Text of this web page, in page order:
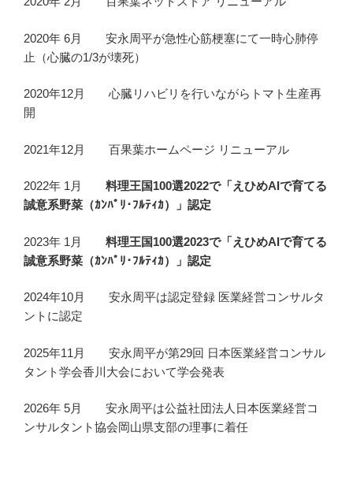
2020年 6月 安永周平が急性心筋梗塞にて一時心肺停
止（心臓の1/3が壊死）
2020年12月 心臓リハビリを行いながらトマト生産再
開
2021年12月 百果葉ホームページ リニューアル
2022年 1月 料理王国100選2022で「えひめAIで育てる
誠意系野菜（ｶﾝﾊﾟﾘ･ﾌﾙﾃｨｶ）」認定
2023年 1月 料理王国100選2023で「えひめAIで育てる
誠意系野菜（ｶﾝﾊﾟﾘ･ﾌﾙﾃｨｶ）」認定
2024年10月 安永周平は認定登録 医業経営コンサルタ
ントに認定
2025年11月 安永周平が第29回 日本医業経営コンサル
タント学会香川大会において学会発表
2026年 5月 安永周平は公益社団法人日本医業経営コ
ンサルタント協会岡山県支部の理事に着任